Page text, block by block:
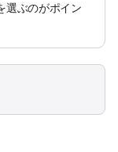
選ぶのがポイン